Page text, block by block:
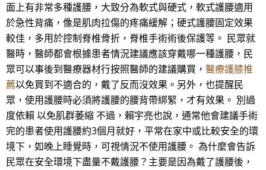
面上有非常多種護腰，大致分為軟式與硬式，軟式護腰適用
於急性背痛，像是肌肉拉傷的疼痛緩解；硬式護腰固定效果
較佳，多用於控制脊椎骨折，脊椎手術術後保護等。 民眾就
醫時，醫師都會根據患者情況建議應該穿戴哪一種護腰，民
眾可以事後到醫療器材行按照醫師的建議購買， 醫療護膝推
薦以免買到不適合的，戴了反而沒效果。另外，也提醒民
眾，使用護腰時必須將護腰的腰背帶綁緊，才有效果。 別過
度依賴 以免肌群萎縮 不過，賴宇亮也說，通常他會建議手術
完的患者使用護腰約3個月就好，平常在家中或比較安全的環
境下，如晚上睡覺時，可視情況不使用護腰。 為什麼會告訴
民眾在安全環境下盡量不戴護腰？主要是因為戴了護腰後，